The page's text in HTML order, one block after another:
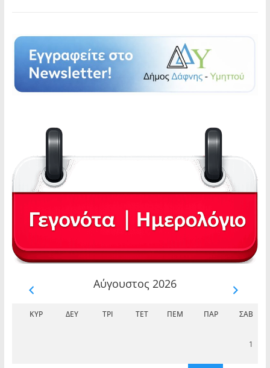
Αύγουστος 2026
ΚΥΡ ΔΕΥ ΤΡΊ ΤΕΤ ΠΈΜ ΠΑΡ ΣΆΒ
1